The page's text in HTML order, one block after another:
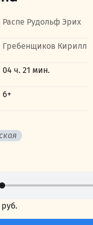
Распе Рудольф Эрих
Гребенщиков Кирилл
04 ч. 21 мин.
6+
руб.